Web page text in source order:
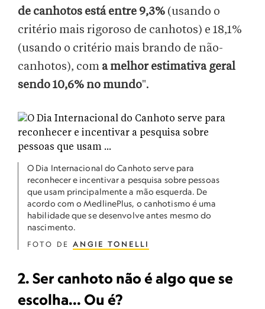
de canhotos está entre 9,3% (usando o
critério mais rigoroso de canhotos) e 18,1%
(usando o critério mais brando de não-
canhotos), com a melhor estimativa geral
sendo 10,6% no mundo".
O Dia Internacional do Canhoto serve para
reconhecer e incentivar a pesquisa sobre pessoas
que usam principalmente a mão esquerda. De
acordo com o MedlinePlus, o canhotismo é uma
habilidade que se desenvolve antes mesmo do
nascimento.
FOTO DE ANGIE TONELLI
2. Ser canhoto não é algo que se
escolha... Ou é?